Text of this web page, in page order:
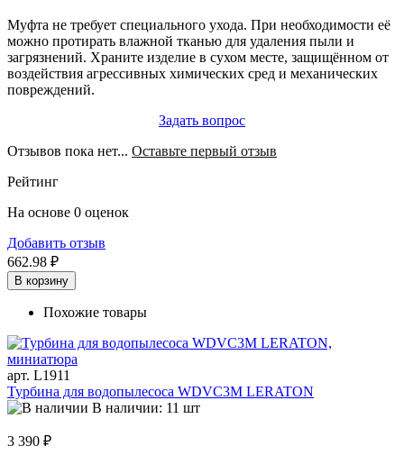
Муфта не требует специального ухода. При необходимости её
можно протирать влажной тканью для удаления пыли и
загрязнений. Храните изделие в сухом месте, защищённом от
воздействия агрессивных химических сред и механических
повреждений.
Задать вопрос
Отзывов пока нет... Оставьте первый отзыв
Рейтинг
На основе 0 оценок
Добавить отзыв
662.98 ₽
В корзину
Похожие товары
арт. L1911
Турбина для водопылесоса WDVC3M LERATON
В наличии: 11 шт
3 390 ₽